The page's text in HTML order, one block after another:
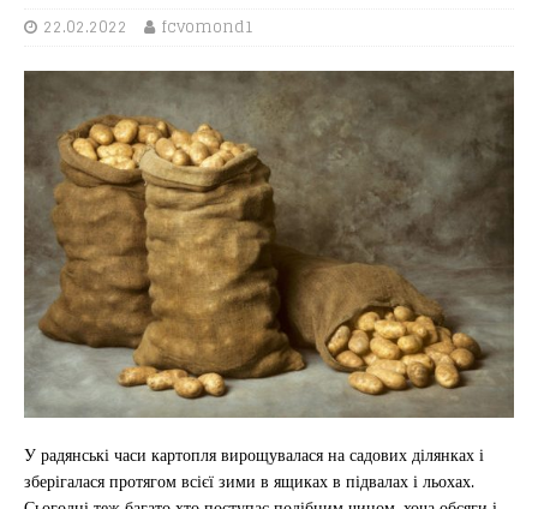
22.02.2022 fcvomond1
У радянські часи картопля вирощувалася на садових ділянках і
зберігалася протягом всієї зими в ящиках в підвалах і льохах.